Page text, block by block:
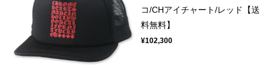
コ/CHアイチャート/レッド【送
料無料】
¥102,300